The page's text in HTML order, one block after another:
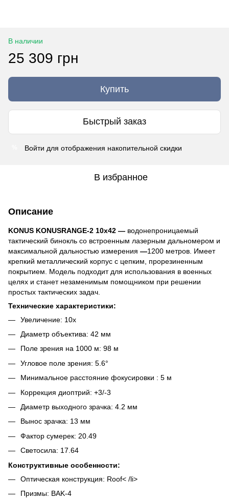
В наличии
25 309 грн
Купить
Быстрый заказ
Войти для отображения накопительной скидки
В избранное
Описание
KONUS KONUSRANGE-2 10х42 — водонепроницаемый
тактический бинокль со встроенным лазерным дальномером и
максимальной дальностью измерения —1200 метров. Имеет
крепкий металлический корпус с цепким, прорезиненным
покрытием. Модель подходит для использования в военных
целях и станет незаменимым помощником при решении
простых тактических задач.
Технические характеристики:
Увеличение: 10x
Диаметр объектива: 42 мм
Поле зрения на 1000 м: 98 м
Угловое поле зрения: 5.6°
Минимальное расстояние фокусировки : 5 м
Коррекция диоптрий: +3/-3
Диаметр выходного зрачка: 4.2 мм
Вынос зрачка: 13 мм
Фактор сумерек: 20.49
Светосила: 17.64
Конструктивные особенности:
Оптическая конструкция: Roof< /li>
Призмы: BAK-4